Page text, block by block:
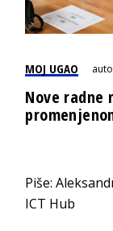
MOJ UGAO
Nove radne
Piše:
ICT Hub